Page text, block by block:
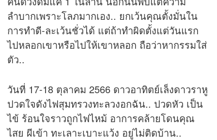
ลำบากเพราะโลภมากเอง.. ยกเว้นคุณตั้งมั่นใน
การทำดี-ละเว้นชั่วได้ แต่ถ้าทำผิดตั้งแต่วันแรก
ไปหลอกเขาหรือไปให้เขาหลอก ถือว่าหากรรมใส่
ตัว..
วันที่ 17-18 ตุลาคม 2566 ดาวอาทิตย์เล็งดาวราหู
ปวดใจดังไฟสุมทรวงทะลวงอกฉัน.. ปวดหัว เป็น
ไข้ ร้อนใจราวถูกไฟไหม้ อาการคล้ายโดนคุณ
ไสย ผีเข้า ทะเลาะเบาะแว้ง อยู่ไม่ติดบ้าน..